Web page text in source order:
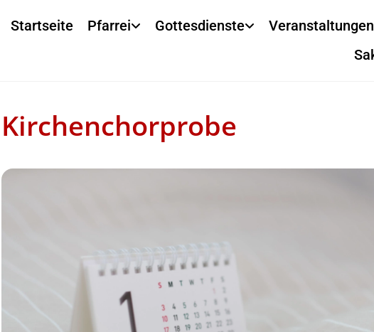
Startseite Pfarrei Gottesdienste Veranstaltungen
Kirchenchorprobe